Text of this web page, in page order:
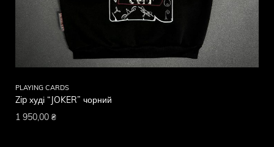
PLAYING CARDS
Zip худі “JOKER” чорний
1 950,00 ₴